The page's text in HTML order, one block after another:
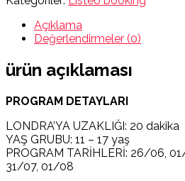
Açıklama
Değerlendirmeler (0)
ürün açıklaması
PROGRAM DETAYLARI
LONDRA’YA UZAKLIĞI: 20 dakika
YAŞ GRUBU: 11 – 17 yaş
PROGRAM TARİHLERİ: 26/06,
31/07, 01/08